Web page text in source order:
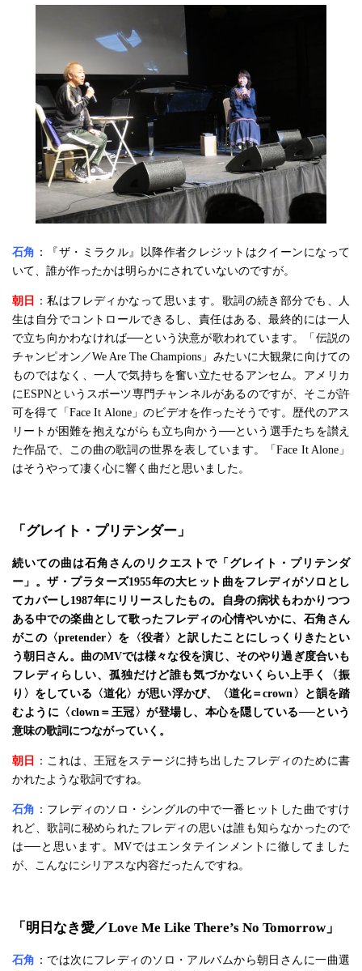
石角 ：『ザ・ミラクル』以降作者クレジットはクイーンになって
いて、誰が作ったかは明らかにされていないのですが。
朝日
：私はフレディかなって思います。歌詞の続き部分でも、人
生は自分でコントロールできるし、責任はある、最終的には一人
で立ち向かわなければ──という決意が歌われています。「伝説の
チャンピオン／We Are The Champions」みたいに大観衆に向けての
ものではなく、一人で気持ちを奮い立たせるアンセム。アメリカ
にESPNというスポーツ専門チャンネルがあるのですが、そこが許
可を得て「Face It Alone」のビデオを作ったそうです。歴代のアス
リートが困難を抱えながらも立ち向かう──という選手たちを讃え
た作品で、この曲の歌詞の世界を表しています。「Face It Alone」
はそうやって凄く心に響く曲だと思いました。
「グレイト・プリテンダー」
続いての曲は石角さんのリクエストで「グレイト・プリテンダ
ー」。ザ・プラターズ1955年の大ヒット曲をフレディがソロとし
てカバーし1987年にリリースしたもの。自身の病状もわかりつつ
ある中での楽曲として歌ったフレディの心情やいかに、石角さん
がこの〈pretender〉を〈役者〉と訳したことにしっくりきたとい
う朝日さん。曲のMVでは様々な役を演じ、そのやり過ぎ度合いも
フレディらしい、孤独だけど誰も気づかないくらい上手く〈振
り〉をしている〈道化〉が思い浮かび、〈道化＝crown〉と韻を踏
むように〈clown＝王冠〉が登場し、本心を隠している──という
意味の歌詞につながっていく。
朝日
：これは、王冠をステージに持ち出したフレディのために書
かれたような歌詞ですね。
石角 ：フレディのソロ・シングルの中で一番ヒットした曲ですけ
れど、歌詞に秘められたフレディの思いは誰も知らなかったので
は──と思います。MVではエンタテインメントに徹してました
が、こんなにシリアスな内容だったんですね。
「明日なき愛／Love Me Like There’s No Tomorrow」
石角 ：では次にフレディのソロ・アルバムから朝日さんに一曲選